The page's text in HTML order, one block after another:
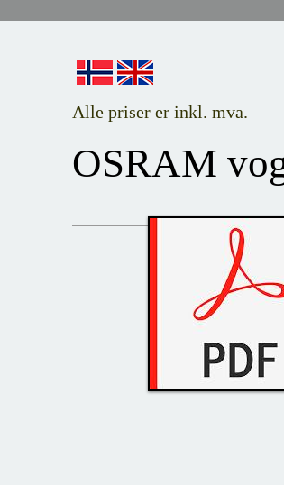
Alle priser er inkl. mva.
OSRAM